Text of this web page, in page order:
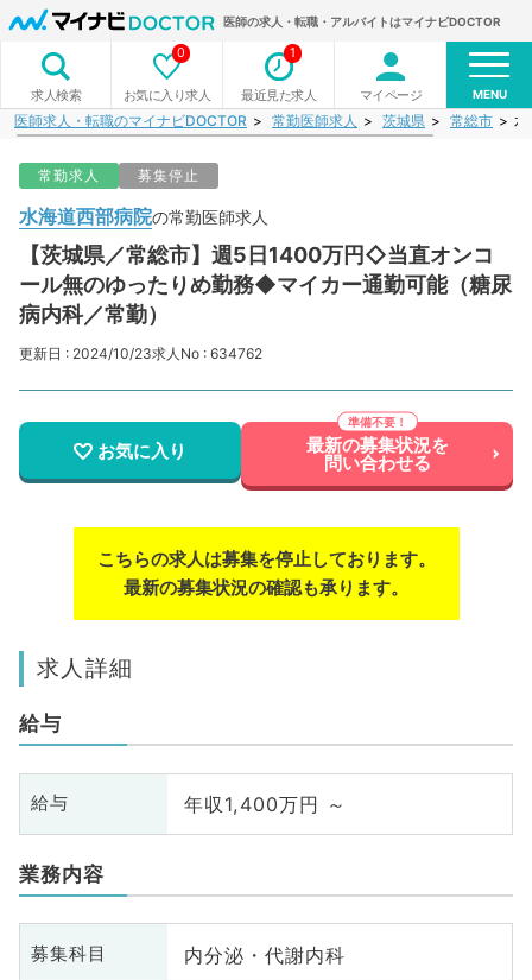
医師の求人・転職・アルバイトはマイナビDOCTOR
求人検索 お気に入り求人
0
最近見た求人
1
マイページ MENU
医師求人・転職のマイナビDOCTOR 常勤医師求人 茨城県 常総市 水
常勤求人 募集停止
水海道西部病院の常勤医師求人
【茨城県／常総市】週5日1400万円◇当直オンコ
ール無のゆったりめ勤務◆マイカー通勤可能（糖尿
病内科／常勤）
更新日 : 2024/10/23求人No : 634762
お気に入り 最新の募集状況を
問い合わせる
こちらの求人は募集を停止しております。
最新の募集状況の確認も承ります。
求人詳細
給与
給与 年収1,400万円 ～
業務内容
募集科目 内分泌・代謝内科